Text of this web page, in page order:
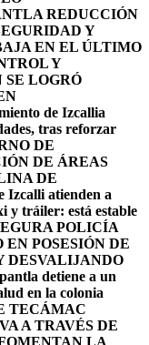
REDUCCIÓN
Y
EN EL ÚLTIMO
Y
LOGRÓ
de Izcallia
tras reforzar
DE
DE ÁREAS
DE
Izcalli atienden a
y tráiler: está estable
POLICÍA
POSESIÓN DE
DESVALIJANDO
detiene a un
en la colonia
TECÁMAC
A TRAVÉS DE
LA